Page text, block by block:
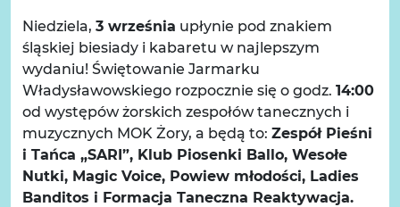
Niedziela, 3 września upłynie pod znakiem
śląskiej biesiady i kabaretu w najlepszym
wydaniu! Świętowanie Jarmarku
Władysławowskiego rozpocznie się o godz. 14:00
od występów żorskich zespołów tanecznych i
muzycznych MOK Żory, a będą to: Zespół Pieśni
i Tańca „SARI”, Klub Piosenki Ballo, Wesołe
Nutki, Magic Voice, Powiew młodości, Ladies
Banditos i Formacja Taneczna Reaktywacja.